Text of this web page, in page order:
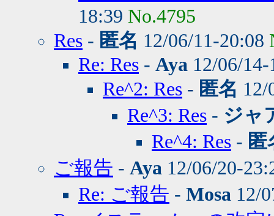
18:39 No.4795
Res - 匿名 12/06/11-20:08
Re: Res - Aya 12/06/
Re^2: Res - 匿名
Re^3: Res - ジャ
Re^4: Res - 匿
ご報告 - Aya 12/06/20-
Re: ご報告 - Mosa 12/